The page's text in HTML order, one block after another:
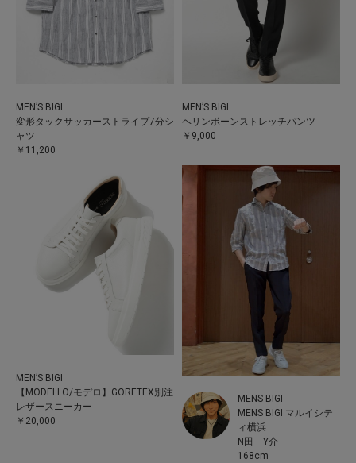
MEN’S BIGI
変形タックサッカーストライプ7分シ
ャツ
￥11,200
MEN’S BIGI
ヘリンボーンストレッチパンツ
￥9,000
MEN’S BIGI
【MODELLO/モデロ】GORETEX別注
レザースニーカー
￥20,000
MENS BIGI
MENS BIGI マルイシテ
ィ横浜
N田 Y介
168cm